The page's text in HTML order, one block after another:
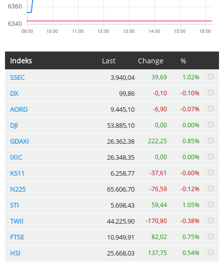
Indeks Last Change %
SSEC 3.940,04 39,69 1.02%
DX 99,86 -0,10 -0.10%
AORD 9.445,10 -6,90 -0.07%
DJI 53.885,10 0,00 0.00%
GDAXI 26.362,38 222,25 0.85%
IXIC 26.348,35 0,00 0.00%
KS11 6.258,77 -37,61 -0.60%
N225 65.606,70 -76,59 -0.12%
STI 5.698,43 59,44 1.05%
TWII 44.225,90 -170,80 -0.38%
FTSE 10.949,91 82,02 0.75%
HSI 25.668,03 137,75 0.54%